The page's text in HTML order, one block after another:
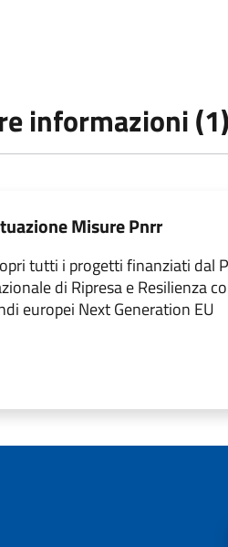
informazioni (1)
Misure Pnrr
tutti i progetti finanziati dal
di Ripresa e Resilienza
europei Next Generation EU